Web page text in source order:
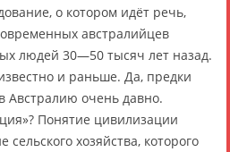
о котором идёт речь,
австралийцев
людей 30—50 тысяч лет назад.
и раньше. Да, предки
Австралию очень давно.
Понятие цивилизации
хозяйства, которого